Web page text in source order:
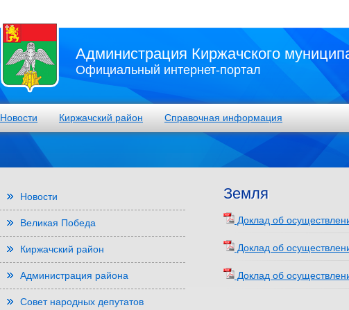
Администрация Киржачского
Официальный интернет-портал
Новости Киржачский район Справочная информация
Новости
Великая Победа
Киржачский район
Администрация района
Совет народных депутатов
Земля
Доклад об
Доклад об
Доклад об